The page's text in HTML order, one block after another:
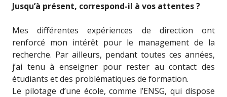
Jusqu’à présent, correspond-il à vos attentes ?
Mes différentes expériences de direction ont
renforcé mon intérêt pour le management de la
recherche. Par ailleurs, pendant toutes ces années,
j’ai tenu à enseigner pour rester au contact des
étudiants et des problématiques de formation.
Le pilotage d’une école, comme l’ENSG, qui dispose